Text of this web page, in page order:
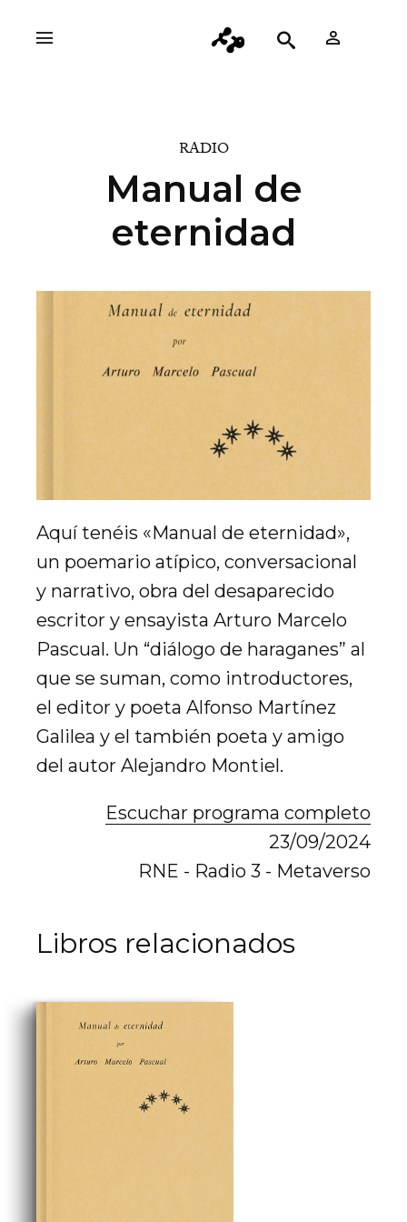
RADIO
Manual de
eternidad
Aquí tenéis «Manual de eternidad»,
un poemario atípico, conversacional
y narrativo, obra del desaparecido
escritor y ensayista Arturo Marcelo
Pascual. Un “diálogo de haraganes” al
que se suman, como introductores,
el editor y poeta Alfonso Martínez
Galilea y el también poeta y amigo
del autor Alejandro Montiel.
Escuchar programa completo
23/09/2024
RNE - Radio 3 - Metaverso
Libros relacionados